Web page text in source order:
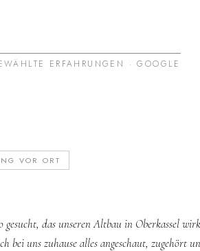
ERFAHRUNGEN · GOOGLE
VOR ORT
das unseren Altbau in Oberkassel
bei uns zuhause alles angeschaut, zugehört